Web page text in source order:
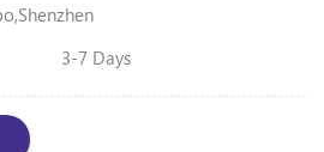
3-7 Days